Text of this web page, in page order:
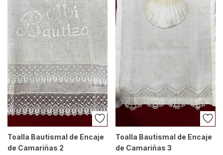
Toalla Bautismal de Encaje
de Camariñas 2
Toalla Bautismal de Encaje
de Camariñas 3